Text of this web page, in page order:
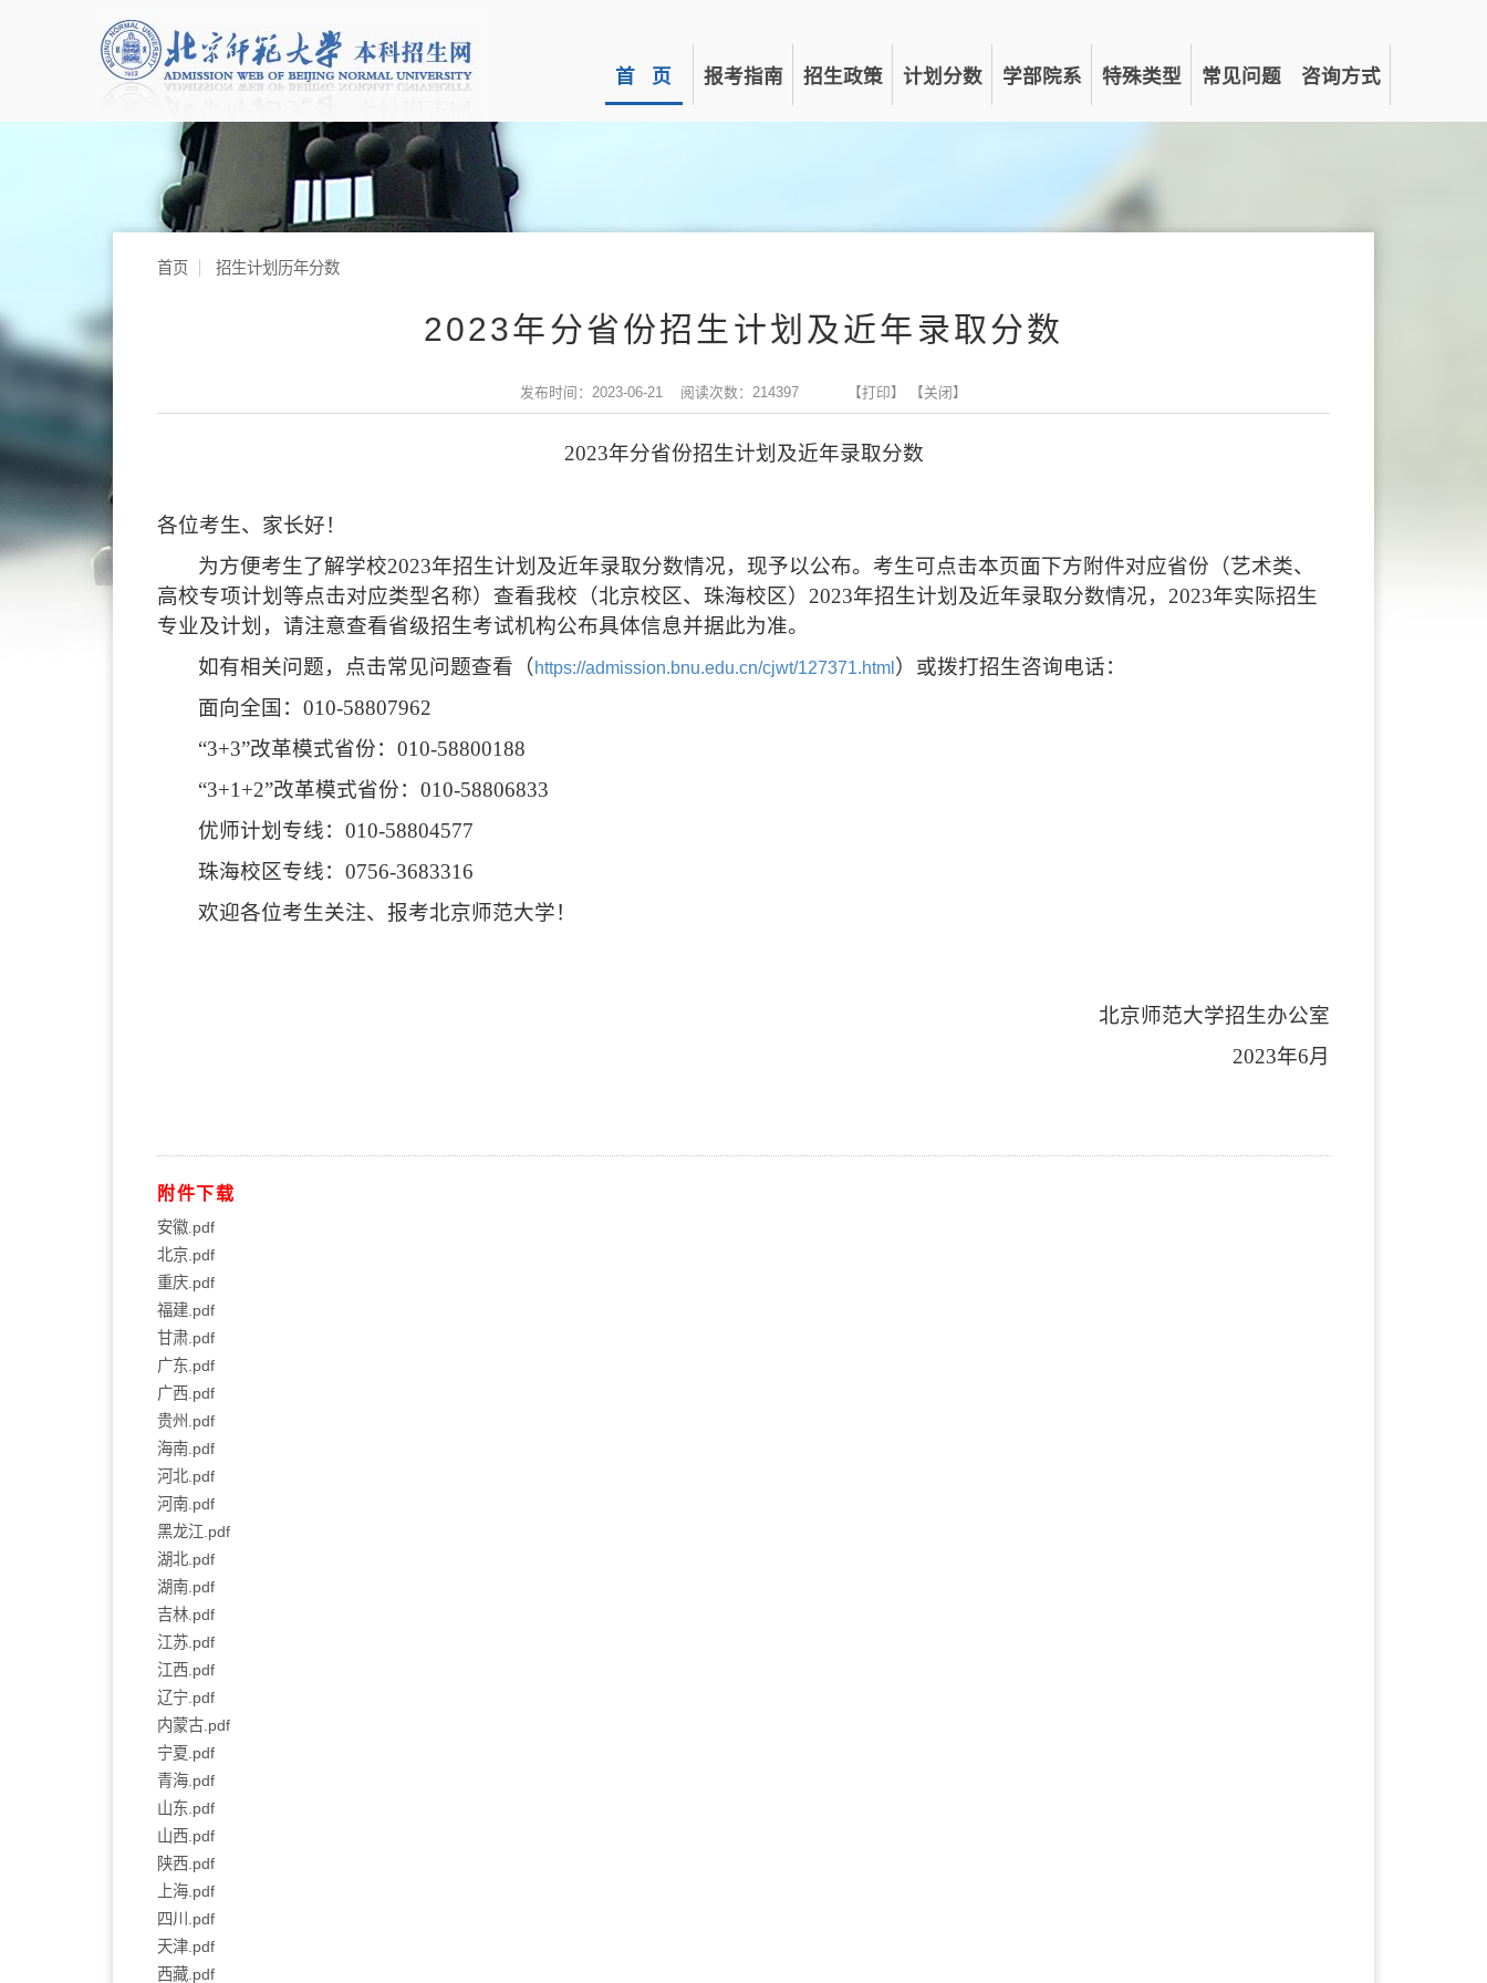
首 页 报考指南 招生政策 计划分数 学部院系 特殊类型 常见问题 咨询方式
首页 招生计划历年分数
2023年分省份招生计划及近年录取分数
发布时间：2023-06-21 阅读次数： 214397 【打印】 【关闭】
2023年分省份招生计划及近年录取分数
各位考生、家长好！
为方便考生了解学校2023年招生计划及近年录取分数情况，现予以公布。考生可点击本页面下方附件对应省份（艺术类、
高校专项计划等点击对应类型名称）查看我校（北京校区、珠海校区）2023年招生计划及近年录取分数情况，2023年实际招生
专业及计划，请注意查看省级招生考试机构公布具体信息并据此为准。
如有相关问题，点击常见问题查看（ https://admission.bnu.edu.cn/cjwt/127371.html ）或拨打招生咨询电话：
面向全国：010-58807962
“3+3”改革模式省份：010-58800188
“3+1+2”改革模式省份：010-58806833
优师计划专线：010-58804577
珠海校区专线：0756-3683316
欢迎各位考生关注、报考北京师范大学！
北京师范大学招生办公室
2023年6月
附件下载
安徽.pdf
北京.pdf
重庆.pdf
福建.pdf
甘肃.pdf
广东.pdf
广西.pdf
贵州.pdf
海南.pdf
河北.pdf
河南.pdf
黑龙江.pdf
湖北.pdf
湖南.pdf
吉林.pdf
江苏.pdf
江西.pdf
辽宁.pdf
内蒙古.pdf
宁夏.pdf
青海.pdf
山东.pdf
山西.pdf
陕西.pdf
上海.pdf
四川.pdf
天津.pdf
西藏.pdf